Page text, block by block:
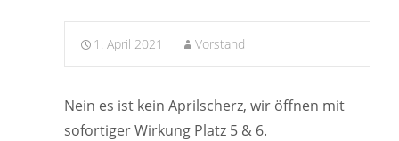
1. April 2021 Vorstand
Nein es ist kein Aprilscherz, wir öffnen mit
sofortiger Wirkung Platz 5 & 6.